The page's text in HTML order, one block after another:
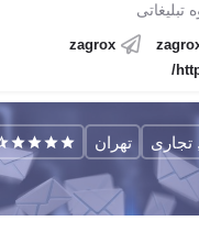
تبلیغاتی
zagrox
تجاری تهران